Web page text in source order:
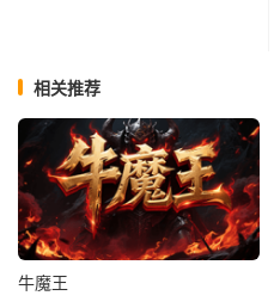
相关推荐
牛魔王